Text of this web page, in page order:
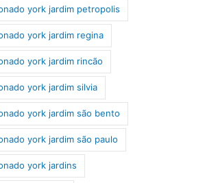
york jardim petropolis
york jardim regina
york jardim rincão
york jardim silvia
york jardim são bento
york jardim são paulo
york jardins